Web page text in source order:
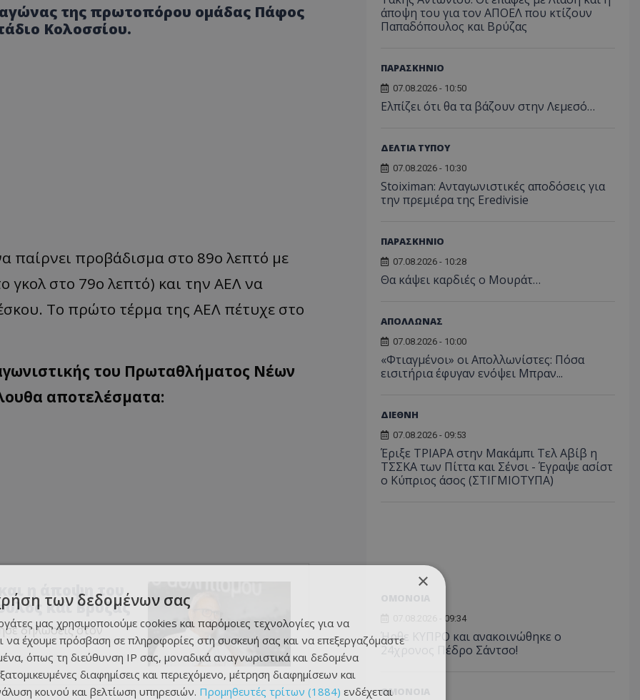
αγώνας της πρωτοπόρου ομάδας Πάφος
Κολοσσίου.
παίρνει προβάδισμα στο 89ο λεπτό με
γκολ στο 79ο λεπτό) και την ΑΕΛ να
Το πρώτο τέρμα της ΑΕΛ πέτυχε στο
του Πρωταθλήματος Νέων
αποτελέσματα:
η άποψη του
και Βρύζας
δηλώσεις στον
άποψη του για τον ΑΠΟΕΛ που κτίζουν
Παπαδόπουλος και Βρύζας
ΠΑΡΑΣΚΗΝΙΟ
07.08.2026 - 10:50
Ελπίζει ότι θα τα βάζουν στην Λεμεσό…
ΔΕΛΤΙΑ ΤΥΠΟΥ
07.08.2026 - 10:30
Stoiximan: Ανταγωνιστικές αποδόσεις για
την πρεμιέρα της Eredivisie
ΠΑΡΑΣΚΗΝΙΟ
07.08.2026 - 10:28
Θα κάψει καρδιές ο Μουράτ…
ΑΠΟΛΛΩΝΑΣ
07.08.2026 - 10:00
«Φτιαγμένοι» οι Απολλωνίστες: Πόσα
εισιτήρια έφυγαν ενόψει Μπραν...
ΔΙΕΘΝΗ
07.08.2026 - 09:53
Έριξε ΤΡΙΑΡΑ στην Μακάμπι Τελ Αβίβ η
ΤΣΣΚΑ των Πίττα και Σένσι - Έγραψε ασίστ
ο Κύπριος άσος (ΣΤΙΓΜΙΟΤΥΠΑ)
07.08.2026 - 09:34
Ήρθε ΚΥΠΡΟ και ανακοινώθηκε ο
24χρονος Πέδρο Σάντσο!
ΟΜΟΝΟΙΑ
×
των δεδομένων σας
μας χρησιμοποιούμε cookies και παρόμοιες τεχνολογίες για να
να έχουμε πρόσβαση σε πληροφορίες στη συσκευή σας και να επεξεργαζόμαστε
όπως τη διεύθυνση IP σας, μοναδικά αναγνωριστικά και δεδομένα
διαφημίσεις και περιεχόμενο, μέτρηση διαφημίσεων και
κοινού και βελτίωση υπηρεσιών. Προμηθευτές τρίτων (1884) ενδέχεται